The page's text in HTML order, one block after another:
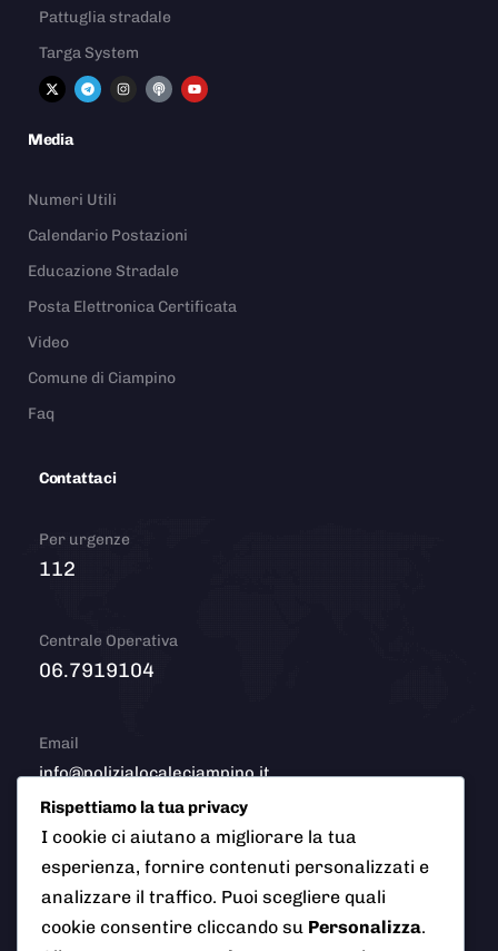
Pattuglia stradale
Targa System
Media
Numeri Utili
Calendario Postazioni
Educazione Stradale
Posta Elettronica Certificata
Video
Comune di Ciampino
Faq
Contattaci
Per urgenze
112
Centrale Operativa
06.7919104
Email
info@polizialocaleciampino.it
© 2026 Polizia Locale del Comune di Ciampino (Roma). Tutti
i diritti riservati
Rispettiamo la tua privacy
I cookie ci aiutano a migliorare la tua
esperienza, fornire contenuti personalizzati e
analizzare il traffico. Puoi scegliere quali
cookie consentire cliccando su Personalizza.